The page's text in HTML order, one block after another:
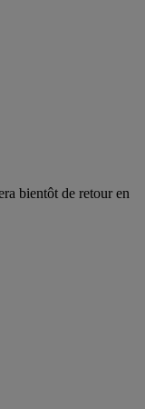
bientôt de retour en